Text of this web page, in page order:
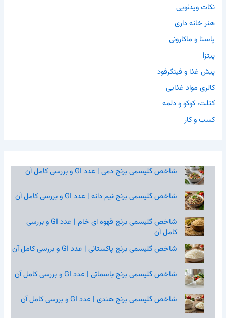
نکات ویدئویی
هنر خانه داری
پاستا و ماکارونی
پیتزا
پیش غذا و فینگرفود
کالری مواد غذایی
کتلت، کوکو و دلمه
کسب و کار
شاخص گلیسمی برنج دمی | عدد GI و بررسی کامل آن
شاخص گلیسمی برنج نیم‌ دانه | عدد GI و بررسی کامل آن
شاخص گلیسمی برنج قهوه‌ ای خام | عدد GI و بررسی
کامل آن
شاخص گلیسمی برنج پاکستانی | عدد GI و بررسی کامل آن
شاخص گلیسمی برنج باسماتی | عدد GI و بررسی کامل آن
شاخص گلیسمی برنج هندی | عدد GI و بررسی کامل آن